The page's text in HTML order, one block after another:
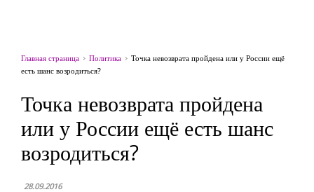
Главная страница Политика
Точка невозврата пройдена или у России ещё
есть шанс возродиться?
Точка невозврата пройдена
или у России ещё есть шанс
возродиться?
28.09.2016